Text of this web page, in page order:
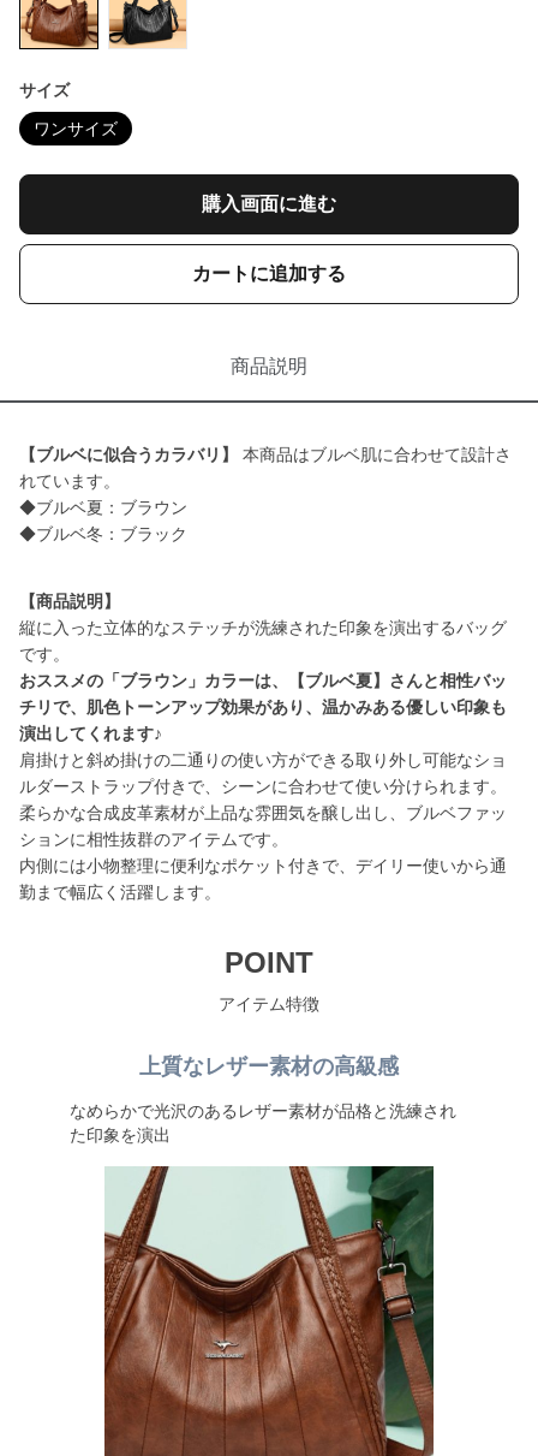
サイズ
ワンサイズ
購入画面に進む
カートに追加する
商品説明
【ブルベに似合うカラバリ】
本商品はブルベ肌に合わせて設計さ
れています。
◆ブルベ夏：ブラウン
◆ブルベ冬：ブラック
【商品説明】
縦に入った立体的なステッチが洗練された印象を演出するバッグ
おススメの「ブラウン」カラーは、【ブルベ夏】さんと相性バッ
チリで、肌色トーンアップ効果があり、温かみある優しい印象も
演出してくれます♪
肩掛けと斜め掛けの二通りの使い方ができる取り外し可能なショ
ルダーストラップ付きで、シーンに合わせて使い分けられます。
柔らかな合成皮革素材が上品な雰囲気を醸し出し、ブルベファッ
ションに相性抜群のアイテムです。
内側には小物整理に便利なポケット付きで、デイリー使いから通
勤まで幅広く活躍します。
POINT
アイテム特徴
上質なレザー素材の高級感
なめらかで光沢のあるレザー素材が品格と洗練され
た印象を演出